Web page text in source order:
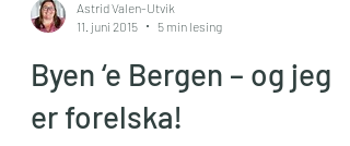
11. juni 2015
5 min lesing
Byen ‘e Bergen – og jeg